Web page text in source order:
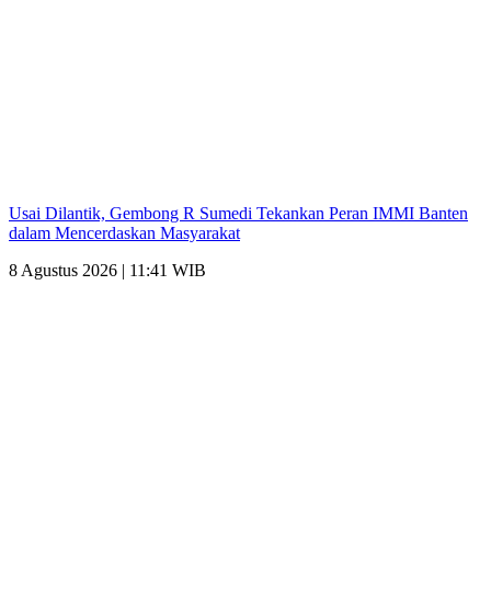
Usai Dilantik, Gembong R Sumedi Tekankan Peran IMMI Banten
dalam Mencerdaskan Masyarakat
8 Agustus 2026 | 11:41 WIB